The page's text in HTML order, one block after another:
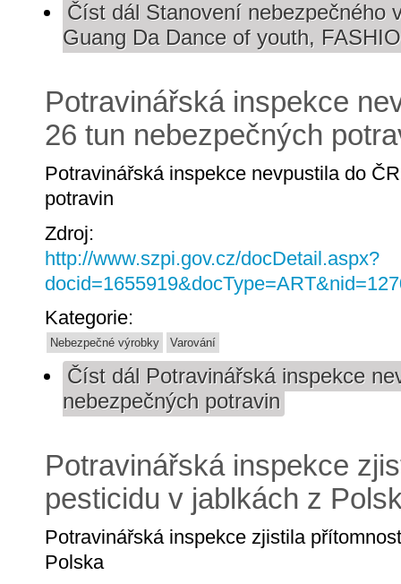
Číst dál Stanovení nebezpečného
Guang Da Dance of youth,
Potravinářská inspekce
26 tun nebezpečných
Potravinářská inspekce nevpustila do
potravin
Zdroj:
http://www.szpi.gov.cz/docDetail.aspx?
Kategorie:
Nebezpečné výrobky Varování
Číst dál Potravinářská inspekce
nebezpečných potravin
Potravinářská inspekce
pesticidu v jablkách z
Potravinářská inspekce zjistila
Polska